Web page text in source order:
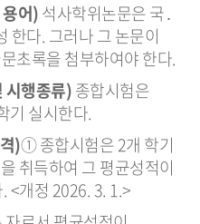
어)석사학위논문은 국․
한다. 그러나 그 논문이
초록을 첨부하여야 한다.
시행종류)종합시험은
기 실시한다.
)① 종합시험은 2개 학기
취득하여 그 평균성적이
<개정 2026. 3. 1.>